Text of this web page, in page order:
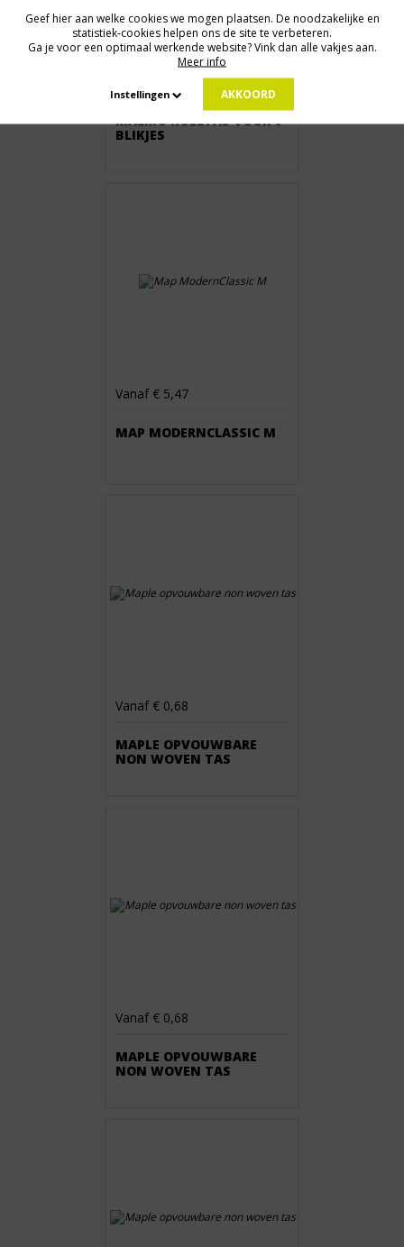
MALMO KOELTAS VOOR 6
BLIKJES
Vanaf € 5,47
MAP MODERNCLASSIC M
Vanaf € 0,68
MAPLE OPVOUWBARE
NON WOVEN TAS
Vanaf € 0,68
MAPLE OPVOUWBARE
NON WOVEN TAS
Geef hier aan welke cookies we mogen plaatsen. De noodzakelijke en
statistiek-cookies helpen ons de site te verbeteren.
Ga je voor een optimaal werkende website? Vink dan alle vakjes aan.
Meer info
Instellingen AKKOORD